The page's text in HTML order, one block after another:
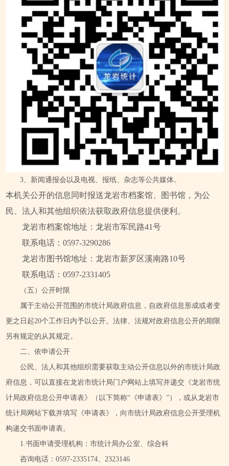
3、新闻通报会以及电视、报纸、杂志等公共媒体。
本机关公开的信息同时报送龙岩市档案馆、图书馆，为公
民、法人和其他组织依法获取政府信息提供便利。
龙岩市档案馆地址：龙岩市军民路41号
联系电话：0597-3290286
龙岩市图书馆地址：龙岩市新罗区溪南路10号
联系电话：0597-2331405
（五）公开时限
属于主动公开范围的市统计局政府信息，自政府信息形成或者变
更之日起20个工作日内予以公开。法律、法规对政府信息公开的期限
另有规定的从其规定。
二、依申请公开
公民、法人和其他组织需要获取主动公开信息以外的市统计局政
府信息，可以直接在龙岩市统计局门户网站上填写并递交《龙岩市统
计局政府信息公开申请表》（以下简称“《申请表》”），或从龙岩市
统计局网站下载并填写《申请表》，向市统计局政府信息公开受理机
构递交书面申请表。
1.书面申请受理机构：市统计局办公室、综合科
咨询电话：0597-2335174、2323146